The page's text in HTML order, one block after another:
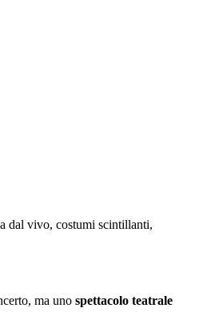
dal vivo, costumi scintillanti,
ma uno spettacolo teatrale